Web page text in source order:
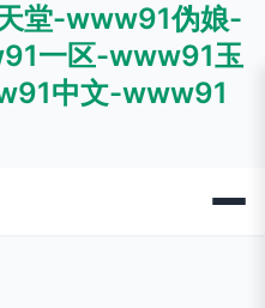
堂-www91伪娘-
一区-www91玉
中文-www91